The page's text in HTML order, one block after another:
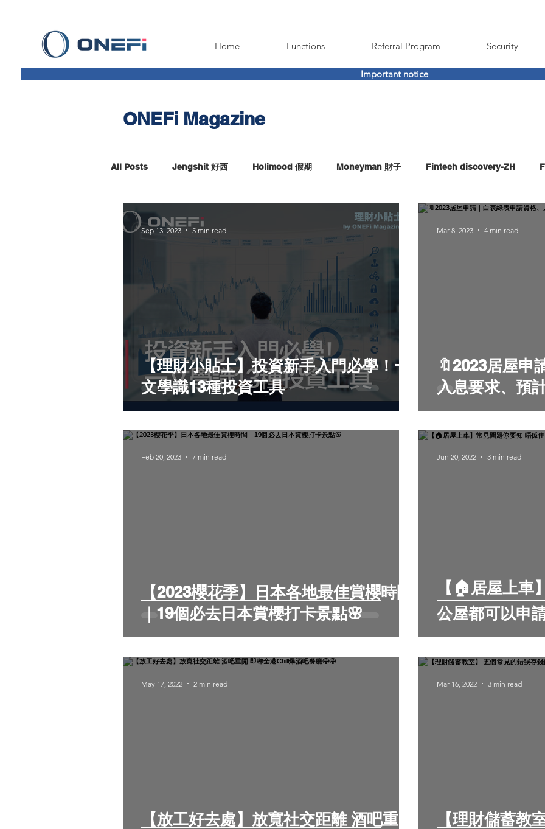
Home Functions Referral Program Security
Important notice
ONEFi Magazine
All Posts Jengshit 好西 Holimood 假期 Moneyman 財子 Fintech discovery-ZH
Fintech Insight
【理財小貼士】投資新手入門必學！一
文學識13種投資工具
Sep 13, 2023 5 min read
🔖2023居屋申
入息要求、預
Mar 8, 2023 4 min read
【2023櫻花季】日本各地最佳賞櫻時間
｜19個必去日本賞櫻打卡景點🌸
Feb 20, 2023 7 min read
【🏠居屋上車
公屋都可以申
Jun 20, 2022 3 min read
【放工好去處】放寬社交距離 酒吧重
May 17, 2022 2 min read
【理財儲蓄教室】 五個常見的
Mar 16, 2022 3 min read